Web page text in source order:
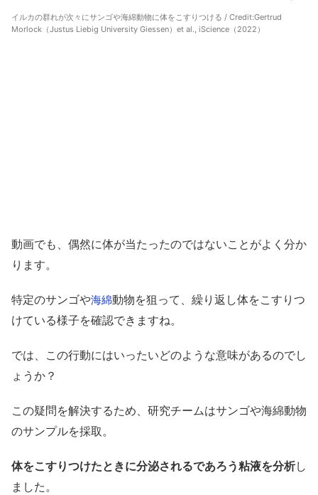
イルカの群れが次々にサンゴや海綿動物に体をこすりつける / Credit:Gertrud
Morlock（Justus Liebig University Giessen）et al., iScience（2022）
動画でも、偶然に体が当たったのではないことがよく分か
ります。
特定のサンゴや海綿動物を狙って、繰り返し体をこすりつ
けている様子を確認できますね。
では、この行動にはいったいどのような意味があるのでし
ょうか？
この疑問を解決するため、研究チームはサンゴや海綿動物
のサンプルを採取。
体をこすりつけたときに分泌されるであろう粘液を分析し
ました。